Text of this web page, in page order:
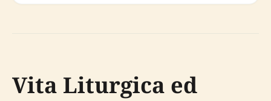
Vita Liturgica ed